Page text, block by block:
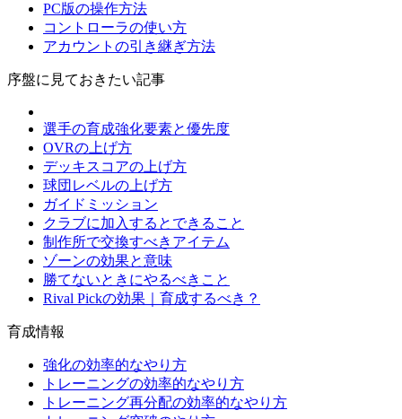
PC版の操作方法
コントローラの使い方
アカウントの引き継ぎ方法
序盤に見ておきたい記事
選手の育成強化要素と優先度
OVRの上げ方
デッキスコアの上げ方
球団レベルの上げ方
ガイドミッション
クラブに加入するとできること
制作所で交換すべきアイテム
ゾーンの効果と意味
勝てないときにやるべきこと
Rival Pickの効果｜育成するべき？
育成情報
強化の効率的なやり方
トレーニングの効率的なやり方
トレーニング再分配の効率的なやり方